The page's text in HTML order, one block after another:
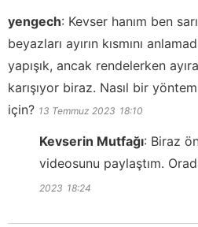
yengech: Kevser hanım ben
beyazları ayırın kısmını
yapışık, ancak rendelerken
karışıyor biraz. Nasıl bir
için? 13 Temmuz 2023 18:10
Kevserin Mutfağı: Biraz
videosunu paylaştım.
2023 18:24